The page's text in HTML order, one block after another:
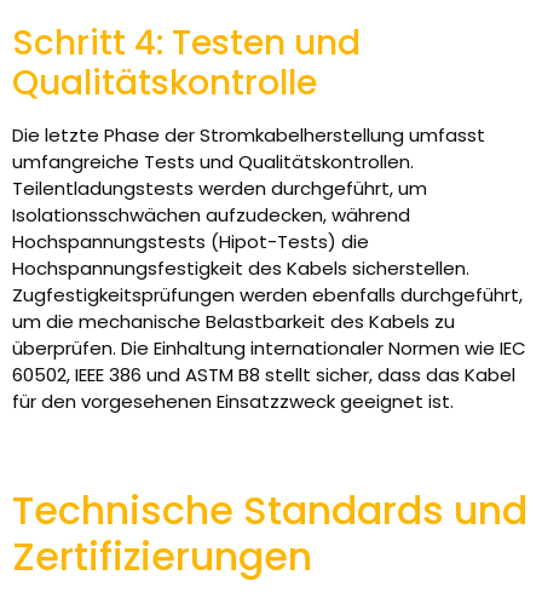
Schritt 4: Testen und
Qualitätskontrolle
Die letzte Phase der Stromkabelherstellung umfasst
umfangreiche Tests und Qualitätskontrollen.
Teilentladungstests werden durchgeführt, um
Isolationsschwächen aufzudecken, während
Hochspannungstests (Hipot-Tests) die
Hochspannungsfestigkeit des Kabels sicherstellen.
Zugfestigkeitsprüfungen werden ebenfalls durchgeführt,
um die mechanische Belastbarkeit des Kabels zu
überprüfen. Die Einhaltung internationaler Normen wie IEC
60502, IEEE 386 und ASTM B8 stellt sicher, dass das Kabel
für den vorgesehenen Einsatzzweck geeignet ist.
Technische Standards und
Zertifizierungen